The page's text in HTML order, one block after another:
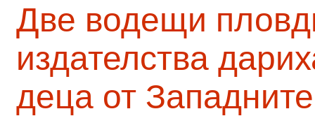
Две водещи
издателства
деца от